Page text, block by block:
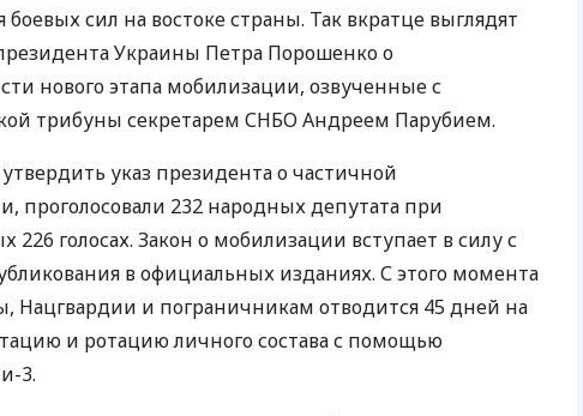
боевых сил на востоке страны. Так вкратце выглядят
Украины Петра Порошенко о
нового этапа мобилизации, озвученные с
трибуны секретарем СНБО Андреем Парубием.
указ президента о частичной
проголосовали 232 народных депутата при
226 голосах. Закон о мобилизации вступает в силу с
в официальных изданиях. С этого момента
Нацгвардии и пограничникам отводится 45 дней на
и ротацию личного состава с помощью
3.